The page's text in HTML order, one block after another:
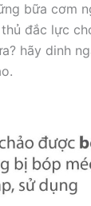
bữa cơm
đắc lực
hãy dinh